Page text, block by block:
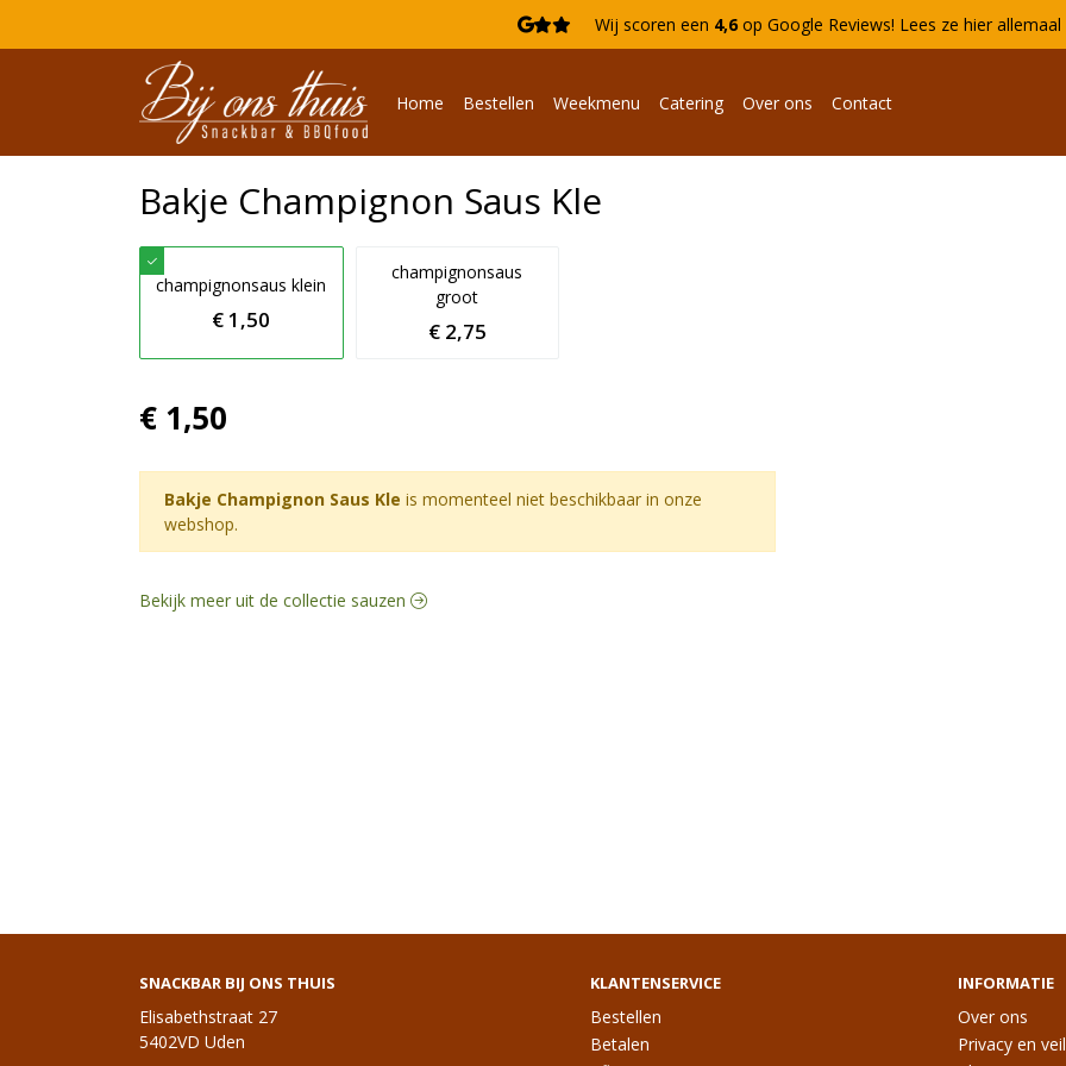
 Wij scoren een 4,6op Google Reviews! Lees ze hier
Home Bestellen Weekmenu Catering Over ons Contact
Bakje Champignon Saus Kle
champignonsaus klein
€ 1,50
champignonsaus
groot
€ 2,75
€ 1,50
Bakje Champignon Saus Kle is momenteel niet beschikbaar in onze
webshop.
Bekijk meer uit de collectie sauzen
SNACKBAR BIJ ONS THUIS
Elisabethstraat 27
5402VD Uden
KLANTENSERVICE
Bestellen
Betalen
INFORMATIE
Over ons
Privacy en